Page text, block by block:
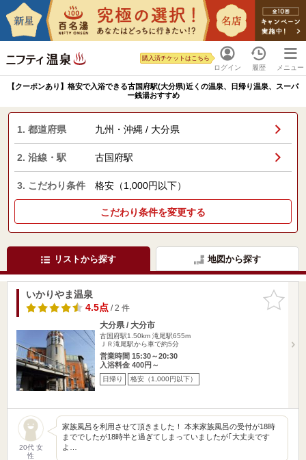
ログイン
購入済チケットはこちら
履歴 メニュー
【クーポンあり】格安で入浴できる古国府駅(大分県)近くの温泉、日帰り温泉、スーパ
ー銭湯おすすめ
1. 都道府県 九州・沖縄 / 大分県
2. 沿線・駅 古国府駅
3. こだわり条件 格安（1,000円以下）
こだわり条件を変更する
リストから探す 地図から探す
お気に入
りに追加
いかりやま温泉
4.5点/ 2 件
大分県 / 大分市
古国府駅1.50km 滝尾駅655m
ＪＲ滝尾駅から車で約5分
営業時間 15:30～20:30
入浴料金 400円～
日帰り 格安（1,000円以下）
20代 女
性
家族風呂を利用させて頂きました！ 本来家族風呂の受付が18時
まででしたが18時半と過ぎてしまっていましたが｢大丈夫です
よ…